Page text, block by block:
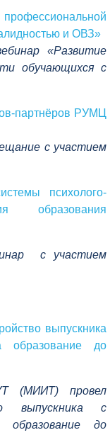
и ОВЗ»
«Развитие
обучающихся с
партнёров РУМЦ
с участием
психолого-
образования
с участием
выпускника
образование до
(МИИТ) провел
выпускника с
до